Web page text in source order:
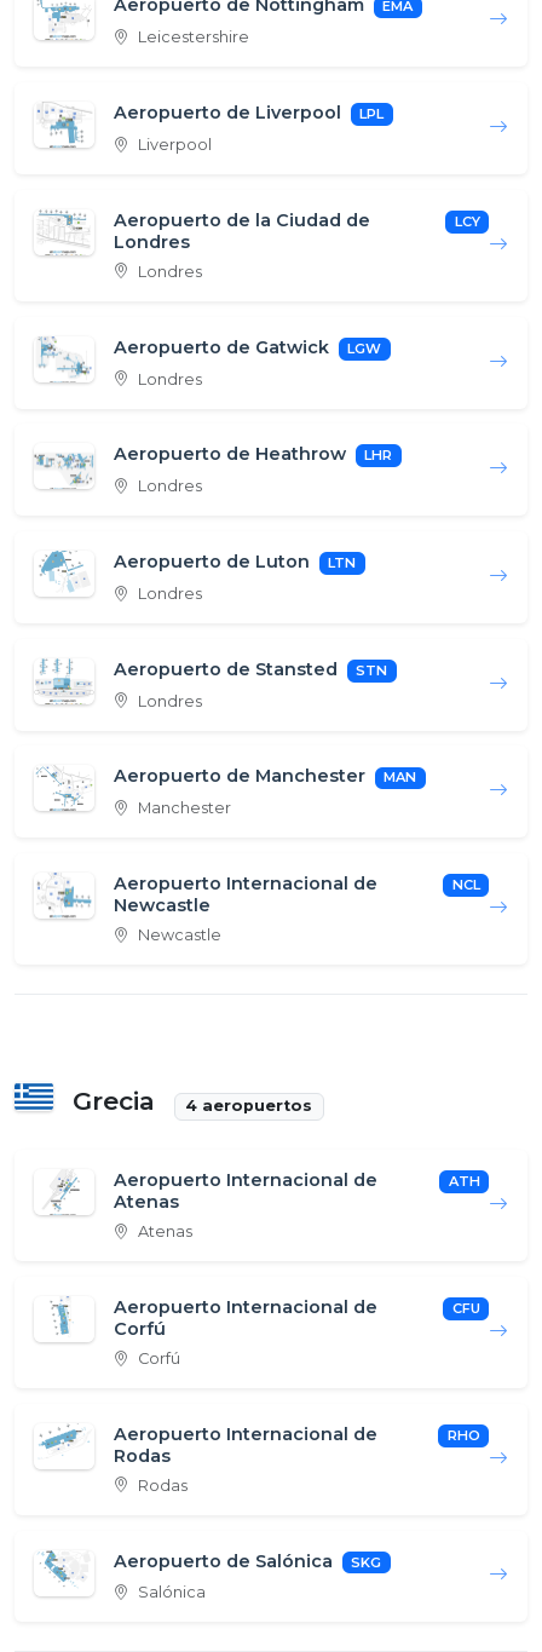
Aeropuerto de Nottingham EMA
Leicestershire
Aeropuerto de Liverpool LPL
Liverpool
Aeropuerto de la Ciudad de
Londres
LCY
Londres
Aeropuerto de Gatwick LGW
Londres
Aeropuerto de Heathrow LHR
Londres
Aeropuerto de Luton LTN
Londres
Aeropuerto de Stansted STN
Londres
Aeropuerto de Manchester MAN
Manchester
Aeropuerto Internacional de
Newcastle
NCL
Newcastle
Grecia 4 aeropuertos
Aeropuerto Internacional de
Atenas
ATH
Atenas
Aeropuerto Internacional de
Corfú
CFU
Corfú
Aeropuerto Internacional de
Rodas
RHO
Rodas
Aeropuerto de Salónica SKG
Salónica